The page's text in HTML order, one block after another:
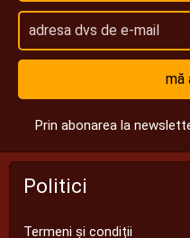
mă
Prin abonarea la
Politici
Termeni și condiții